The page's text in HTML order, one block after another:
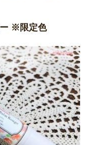
※限定色